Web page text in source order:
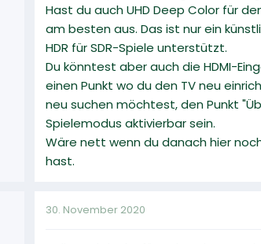
Hast du auch UHD Deep Color für
am besten aus. Das ist nur ein
HDR für SDR-Spiele unterstützt.
Du könntest aber auch die HDMI-
einen Punkt wo du den TV neu
neu suchen möchtest, den Punkt
Spielemodus aktivierbar sein.
Wäre nett wenn du danach hier
hast.
30. November 2020